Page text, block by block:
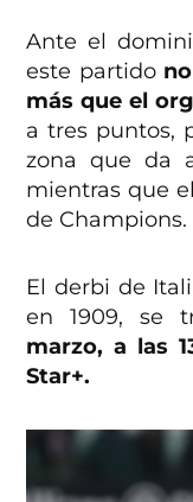
Ante el
este partido
más que el
a tres puntos,
zona que da
mientras que
de Champions.
El derbi de
en 1909, se
marzo, a las
Star+.